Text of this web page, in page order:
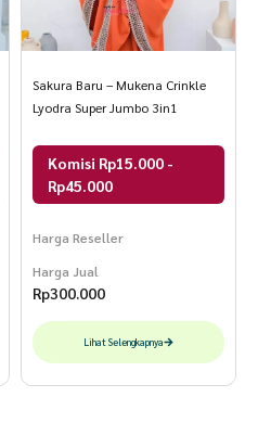
Sakura Baru – Mukena Crinkle
Lyodra Super Jumbo 3in1
Komisi Rp15.000 -
Rp45.000
Harga Reseller
Harga Jual
Rp300.000
Lihat Selengkapnya